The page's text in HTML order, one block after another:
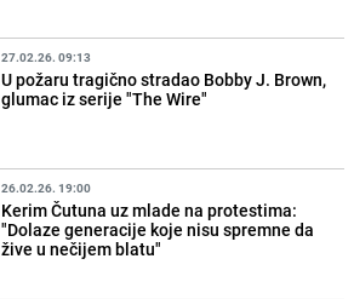
27.02.26. 09:13
U požaru tragično stradao Bobby J. Brown,
glumac iz serije "The Wire"
26.02.26. 19:00
Kerim Čutuna uz mlade na protestima:
"Dolaze generacije koje nisu spremne da
žive u nečijem blatu"